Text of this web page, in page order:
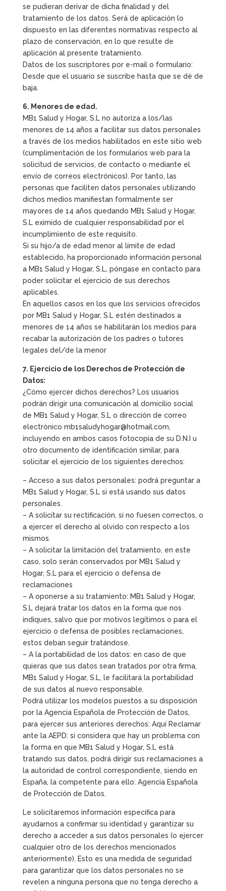
se pudieran derivar de dicha finalidad y del
tratamiento de los datos. Será de aplicación lo
dispuesto en las diferentes normativas respecto al
plazo de conservación, en lo que resulte de
aplicación al presente tratamiento.
Datos de los suscriptores por e-mail o formulario:
Desde que el usuario se suscribe hasta que se dé de
baja.
6. Menores de edad.
MB1 Salud y Hogar, S.L no autoriza a los/las
menores de 14 años a facilitar sus datos personales
a través de los medios habilitados en este sitio web
(cumplimentación de los formularios web para la
solicitud de servicios, de contacto o mediante el
envío de correos electrónicos). Por tanto, las
personas que faciliten datos personales utilizando
dichos medios manifiestan formalmente ser
mayores de 14 años quedando MB1 Salud y Hogar,
S.L eximido de cualquier responsabilidad por el
incumplimiento de este requisito.
Si su hijo/a de edad menor al límite de edad
establecido, ha proporcionado información personal
a MB1 Salud y Hogar, S.L, póngase en contacto para
poder solicitar el ejercicio de sus derechos
aplicables.
En aquellos casos en los que los servicios ofrecidos
por MB1 Salud y Hogar, S.L estén destinados a
menores de 14 años se habilitarán los medios para
recabar la autorización de los padres o tutores
legales del/de la menor
7. Ejercicio de los Derechos de Protección de
Datos:
¿Cómo ejercer dichos derechos? Los usuarios
podrán dirigir una comunicación al domicilio social
de MB1 Salud y Hogar, S.L o dirección de correo
electrónico mb1saludyhogar@hotmail.com,
incluyendo en ambos casos fotocopia de su D.N.I u
otro documento de identificación similar, para
solicitar el ejercicio de los siguientes derechos:
– Acceso a sus datos personales: podrá preguntar a
MB1 Salud y Hogar, S.L si está usando sus datos
personales.
– A solicitar su rectificación, si no fuesen correctos, o
a ejercer el derecho al olvido con respecto a los
mismos.
– A solicitar la limitación del tratamiento, en este
caso, solo serán conservados por MB1 Salud y
Hogar, S.L para el ejercicio o defensa de
reclamaciones
– A oponerse a su tratamiento: MB1 Salud y Hogar,
S.L dejará tratar los datos en la forma que nos
indiques, salvo que por motivos legítimos o para el
ejercicio o defensa de posibles reclamaciones,
estos deban seguir tratándose.
– A la portabilidad de los datos: en caso de que
quieras que sus datos sean tratados por otra firma,
MB1 Salud y Hogar, S.L, le facilitará la portabilidad
de sus datos al nuevo responsable.
Podrá utilizar los modelos puestos a su disposición
por la Agencia Española de Protección de Datos,
para ejercer sus anteriores derechos: Aquí Reclamar
ante la AEPD: si considera que hay un problema con
la forma en que MB1 Salud y Hogar, S.L está
tratando sus datos, podrá dirigir sus reclamaciones a
la autoridad de control correspondiente, siendo en
España, la competente para ello: Agencia Española
de Protección de Datos.
Le solicitaremos información específica para
ayudarnos a confirmar su identidad y garantizar su
derecho a acceder a sus datos personales (o ejercer
cualquier otro de los derechos mencionados
anteriormente). Esto es una medida de seguridad
para garantizar que los datos personales no se
revelen a ninguna persona que no tenga derecho a